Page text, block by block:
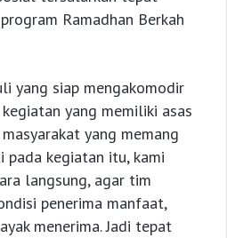
Ramadhan Berkah
yang siap mengakomodir
yang memiliki asas
yang memang
pada kegiatan itu, kami
langsung, agar tim
penerima manfaat,
menerima. Jadi tepat